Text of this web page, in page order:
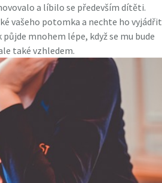
a líbilo se především dítěti.
vašeho potomka a nechte ho vyjádřit
mnohem lépe, když se mu bude
také vzhledem.